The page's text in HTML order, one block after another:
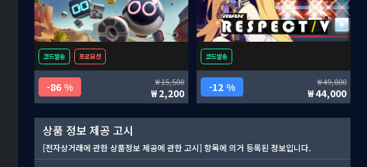
코드발송 프로모션
86 % 15,500
2,200
코드발송
12 % 49,800
44,000
상품 정보 제공 고시
[전자상거래에 관한 상품정보 제공에 관한 고시] 항목에 의거 등록된 정보입니다.